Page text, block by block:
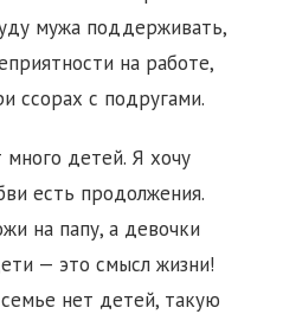
мужа поддерживать,
на работе,
ссорах с подругами.
детей. Я хочу
есть продолжения.
на папу, а девочки
— это смысл жизни!
нет детей, такую